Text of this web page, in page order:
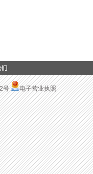
号 电子营业执照